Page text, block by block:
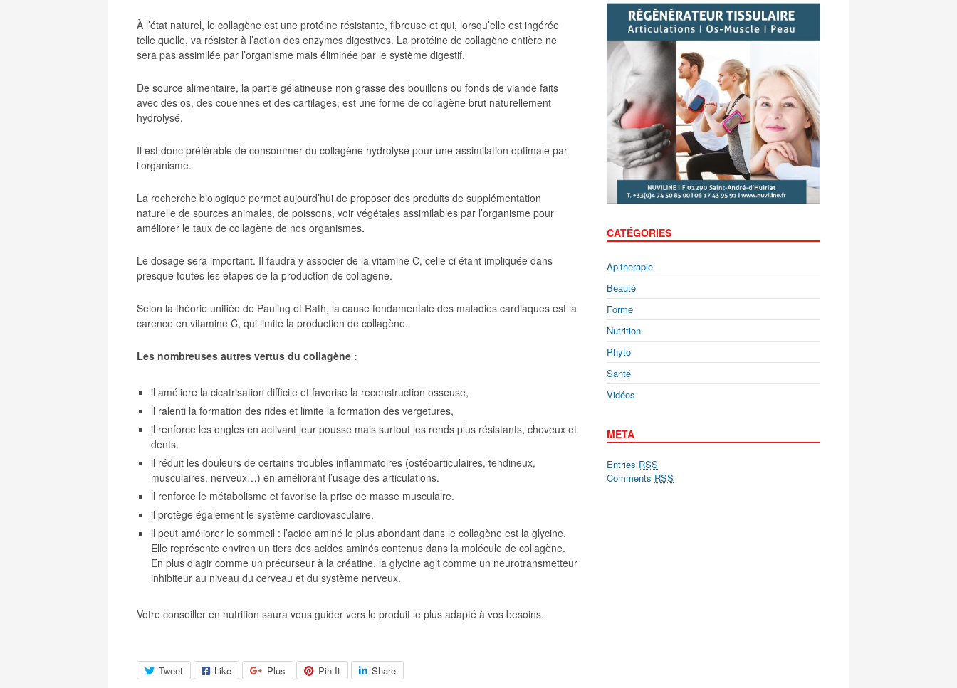
À l’état naturel, le collagène est une protéine résistante, fibreuse et qui, lorsqu’elle est ingérée
telle quelle, va résister à l’action des enzymes digestives. La protéine de collagène entière ne
sera pas assimilée par l’organisme mais éliminée par le système digestif.
De source alimentaire, la partie gélatineuse non grasse des bouillons ou fonds de viande faits
avec des os, des couennes et des cartilages, est une forme de collagène brut naturellement
hydrolysé.
Il est donc préférable de consommer du collagène hydrolysé pour une assimilation optimale par
l’organisme.
La recherche biologique permet aujourd’hui de proposer des produits de supplémentation
naturelle de sources animales, de poissons, voir végétales assimilables par l’organisme pour
améliorer le taux de collagène de nos organismes.
Le dosage sera important. Il faudra y associer de la vitamine C, celle ci étant impliquée dans
presque toutes les étapes de la production de collagène.
Selon la théorie unifiée de Pauling et Rath, la cause fondamentale des maladies cardiaques est la
carence en vitamine C, qui limite la production de collagène.
Les nombreuses autres vertus du collagène :
il améliore la cicatrisation difficile et favorise la reconstruction osseuse,
il ralenti la formation des rides et limite la formation des vergetures,
il renforce les ongles en activant leur pousse mais surtout les rends plus résistants, cheveux et
dents.
il réduit les douleurs de certains troubles inflammatoires (ostéoarticulaires, tendineux,
musculaires, nerveux…) en améliorant l’usage des articulations.
il renforce le métabolisme et favorise la prise de masse musculaire.
il protège également le système cardiovasculaire.
il peut améliorer le sommeil : l’acide aminé le plus abondant dans le collagène est la glycine.
Elle représente environ un tiers des acides aminés contenus dans la molécule de collagène.
En plus d’agir comme un précurseur à la créatine, la glycine agit comme un neurotransmetteur
inhibiteur au niveau du cerveau et du système nerveux.
Votre conseiller en nutrition saura vous guider vers le produit le plus adapté à vos besoins.
Tweet Like Plus Pin It Share
CATÉGORIES
Apitherapie
Beauté
Forme
Nutrition
Phyto
Santé
Vidéos
META
Entries RSS
Comments RSS